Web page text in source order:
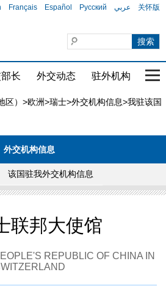
Français Español Русский عربي 关怀版
长 外交动态 驻外机构 国
区） >欧洲>瑞士>外交机构信息>我驻该国
外交机构信息
该国驻我外交机构信息
联邦大使馆
REPUBLIC OF CHINA IN